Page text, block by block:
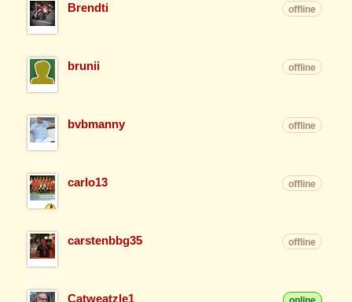
Brendti offline
brunii offline
bvbmanny offline
carlo13 offline
carstenbbg35 offline
Catweatzle1